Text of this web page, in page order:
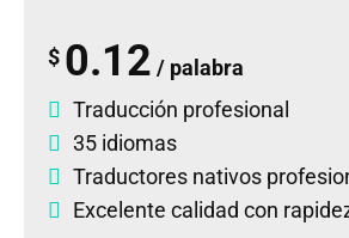
$ 0.12 / palabra
Traducción profesional
35 idiomas
Traductores nativos
Excelente calidad con